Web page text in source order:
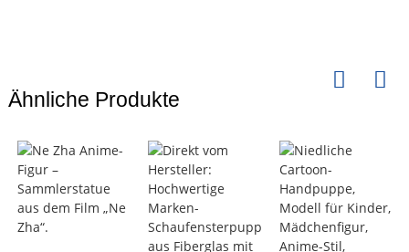
Ähnliche Produkte